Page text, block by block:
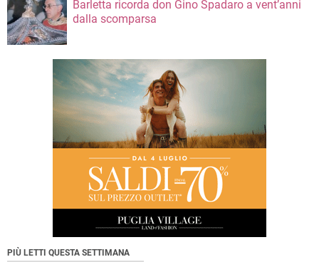
Barletta ricorda don Gino Spadaro a vent’anni
dalla scomparsa
PIÙ LETTI QUESTA SETTIMANA